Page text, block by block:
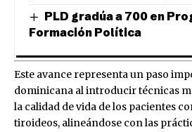
PLD gradúa a 700 en
Formación Política
Este avance representa un paso
dominicana al introducir técnicas
la calidad de vida de los pacientes
tiroideos, alineándose con las